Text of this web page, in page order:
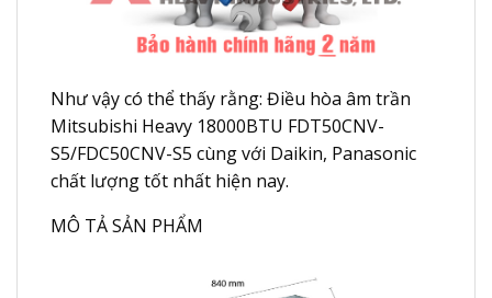
Như vậy có thể thấy rằng: Điều hòa âm trần
Mitsubishi Heavy 18000BTU FDT50CNV-
S5/FDC50CNV-S5 cùng với Daikin, Panasonic
chất lượng tốt nhất hiện nay.
MÔ TẢ SẢN PHẨM